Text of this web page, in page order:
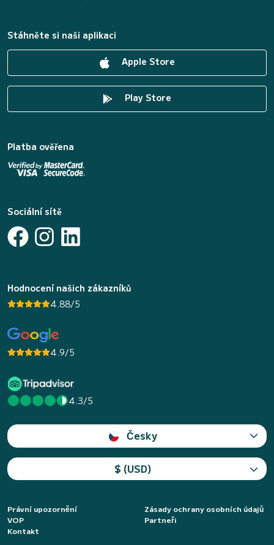
Stáhněte si naši aplikaci
Apple Store
Play Store
Platba ověřena
Sociální sítě
Hodnocení našich zákazníků
4.88/5
4.9/5
4.3/5
Česky
$ (USD)
Právní upozornění
Zásady ochrany osobních údajů
VOP
Partneři
Kontakt